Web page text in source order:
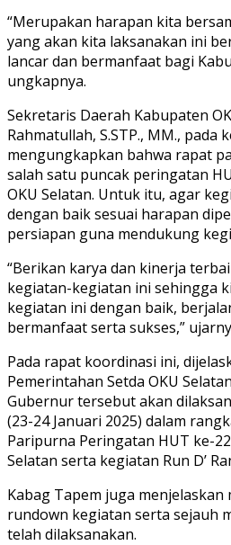
“Merupakan harapan kita
yang akan kita laksanakan ini
lancar dan bermanfaat bagi
ungkapnya.
Sekretaris Daerah Kabupaten
Rahmatullah, S.STP., MM., pada
mengungkapkan bahwa rapat
salah satu puncak peringatan
OKU Selatan. Untuk itu, agar
dengan baik sesuai harapan
persiapan guna mendukung
“Berikan karya dan kinerja
kegiatan-kegiatan ini sehingga
kegiatan ini dengan baik,
bermanfaat serta sukses,”
Pada rapat koordinasi ini,
Pemerintahan Setda OKU
Gubernur tersebut akan
(23-24 Januari 2025) dalam
Paripurna Peringatan HUT ke-
Selatan serta kegiatan Run D’
Kabag Tapem juga menjelaskan
rundown kegiatan serta sejauh
telah dilaksanakan.